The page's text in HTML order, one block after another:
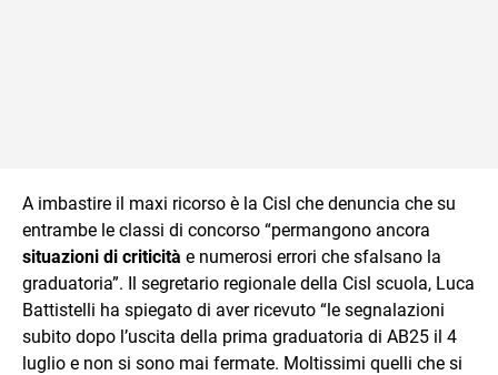
A imbastire il maxi ricorso è la Cisl che denuncia che su
entrambe le classi di concorso “permangono ancora
situazioni di criticità e numerosi errori che sfalsano la
graduatoria”. Il segretario regionale della Cisl scuola, Luca
Battistelli ha spiegato di aver ricevuto “le segnalazioni
subito dopo l’uscita della prima graduatoria di AB25 il 4
luglio e non si sono mai fermate. Moltissimi quelli che si